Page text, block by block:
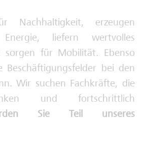
und Ausbilder
Nachhaltigkeit, erzeugen
Energie, liefern wertvolles
sorgen für Mobilität. Ebenso
Beschäftigungsfelder bei den
Wir suchen Fachkräfte, die
und fortschrittlich
Sie Teil unseres